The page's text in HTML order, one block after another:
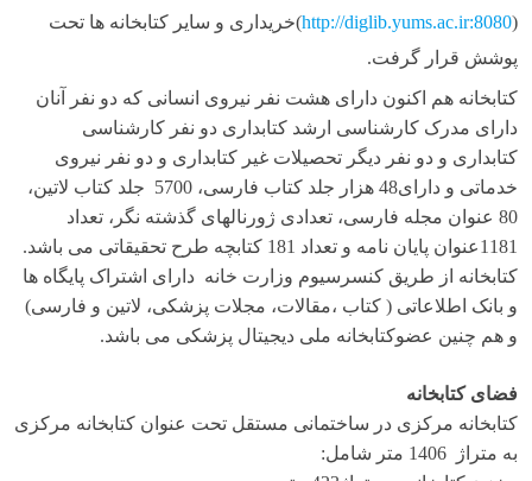
(
http://diglib.yums.ac.ir:8080)خریداری و سایر کتابخانه ها تحت
پوشش قرار گرفت.
کتابخانه هم اکنون دارای هشت نفر نیروی انسانی که دو نفر آنان
دارای مدرک کارشناسی ارشد کتابداری دو نفر کارشناسی
کتابداری و دو نفر دیگر تحصیلات غیر کتابداری و دو نفر نیروی
خدماتی و دارای48 هزار جلد کتاب فارسی، 5700 جلد کتاب لاتین،
80 عنوان مجله فارسی، تعدادی ژورنالهای گذشته نگر، تعداد
1181عنوان پایان نامه و تعداد 181 کتابچه طرح تحقیقاتی می باشد.
کتابخانه از طریق کنسرسیوم وزارت خانه دارای اشتراک پایگاه ها
و بانک اطلاعاتی ( کتاب ،مقالات، مجلات پزشکی، لاتین و فارسی)
و هم چنین عضوکتابخانه ملی دیجیتال پزشکی می باشد.
فضای کتابخانه
کتابخانه مرکزی در ساختمانی مستقل تحت عنوان کتابخانه مرکزی
به متراژ 1406 متر شامل: